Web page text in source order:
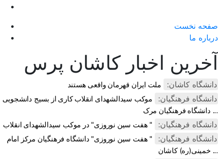
صفحه نخست
درباره ما
آخرین اخبار کاشان پرس
دانشگاه کاشان: ملت ایران قهرمان واقعی هستند
دانشگاه فرهنگیان:
موکب سیدالشهدای انقلاب کاری از بسیج دانشجویی
دانشگاه فرهنگیان مرک ...
دانشگاه فرهنگیان: " هفت سین نوروزی" در موکب سیدالشهدای انقلاب
دانشگاه فرهنگیان:
" هفت سین نوروزی" دانشگاه فرهنگیان مرکز امام
خمینی(ره) کاشان ...